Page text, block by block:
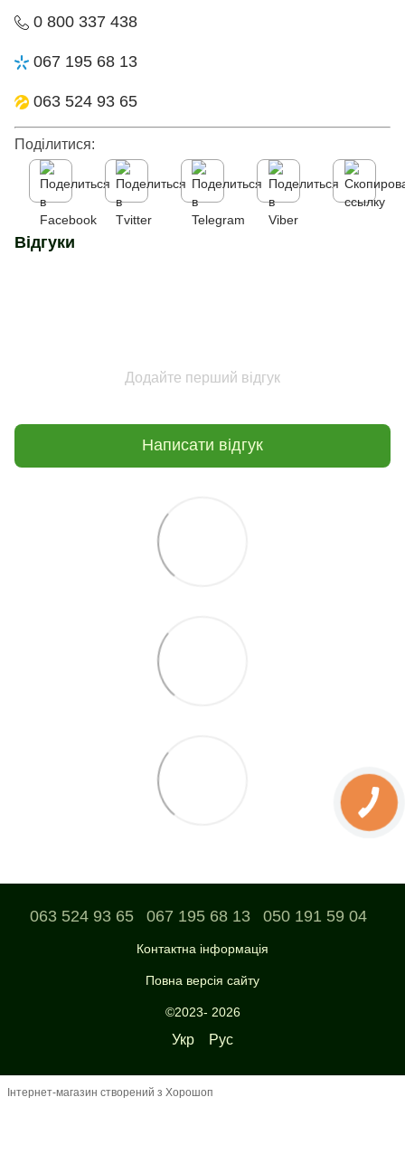
0 800 337 438
067 195 68 13
063 524 93 65
Поділитися:
Відгуки
Додайте перший відгук
Написати відгук
063 524 93 65 067 195 68 13 050 191 59 04
Контактна інформація
Повна версія сайту
©2023- 2026
Укр Рус
Інтернет-магазин створений з Хорошоп